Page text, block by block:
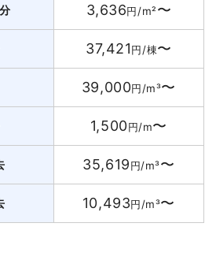
3,636円/m²〜
37,421円/棟〜
39,000円/m³〜
1,500円/m〜
35,619円/m³〜
10,493円/m³〜